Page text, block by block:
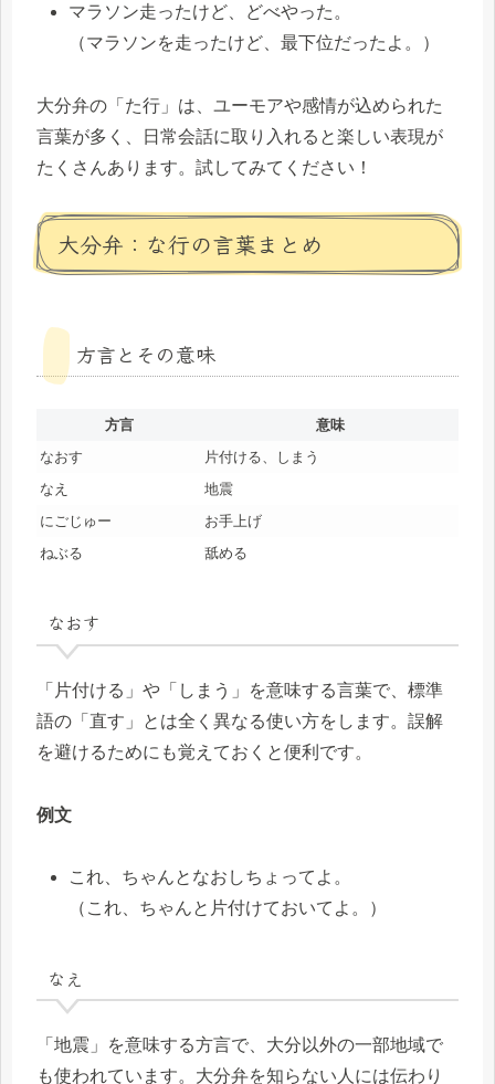
マラソン走ったけど、どべやった。
（マラソンを走ったけど、最下位だったよ。）
大分弁の「た行」は、ユーモアや感情が込められた
言葉が多く、日常会話に取り入れると楽しい表現が
たくさんあります。試してみてください！
大分弁：な行の言葉まとめ
方言とその意味
方言
意味
なおす
片付ける、しまう
なえ
地震
にごじゅー
お手上げ
ねぶる
舐める
なおす
「片付ける」や「しまう」を意味する言葉で、標準
語の「直す」とは全く異なる使い方をします。誤解
を避けるためにも覚えておくと便利です。
例文
これ、ちゃんとなおしちょってよ。
（これ、ちゃんと片付けておいてよ。）
なえ
「地震」を意味する方言で、大分以外の一部地域で
も使われています。大分弁を知らない人には伝わり